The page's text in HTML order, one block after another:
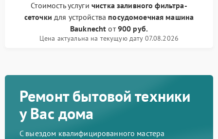
Стоимость услуги чистка заливного фильтра-
сеточки для устройства посудомоечная машина
Bauknecht от900 руб.
Цена актуальна на текущую дату 07.08.2026
Ремонт бытовой техники
у Вас дома
С выездом квалифицированного мастера